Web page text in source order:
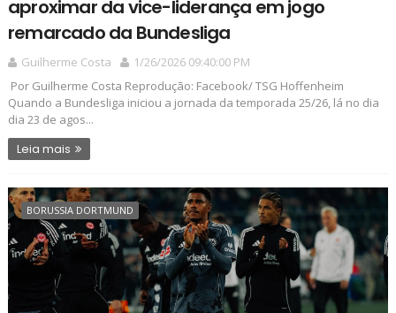
aproximar da vice-liderança em jogo
remarcado da Bundesliga
Guilherme Costa
1/26/2026 09:40:00 PM
Por Guilherme Costa Reprodução: Facebook/ TSG Hoffenheim
Quando a Bundesliga iniciou a jornada da temporada 25/26, lá no dia
dia 23 de agos...
Leia mais
BORUSSIA DORTMUND